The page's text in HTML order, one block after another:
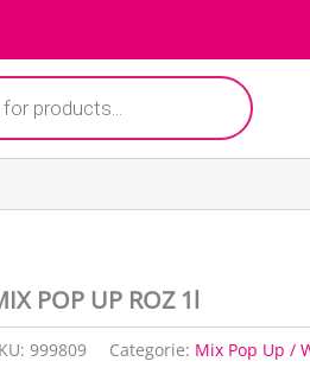
POP UP ROZ 1l
999809 Categorie: Mix Pop Up /